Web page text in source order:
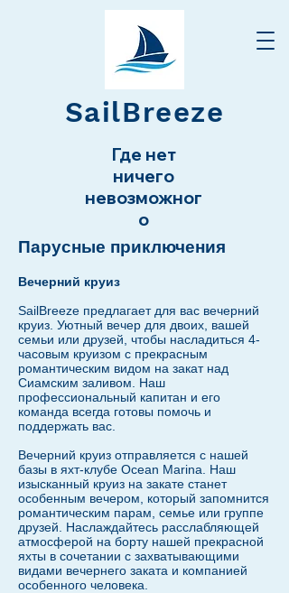
SailBreeze
Где нет
ничего
невозможног
о
Парусные приключения
Вечерний круиз
SailBreeze предлагает для вас вечерний
круиз. Уютный вечер для двоих, вашей
семьи или друзей, чтобы насладиться 4-
часовым круизом с прекрасным
романтическим видом на закат над
Сиамским заливом. Наш
профессиональный капитан и его
команда всегда готовы помочь и
поддержать вас.
Вечерний круиз отправляется с нашей
базы в яхт-клубе Ocean Marina. Наш
изысканный круиз на закате станет
особенным вечером, который запомнится
романтическим парам, семье или группе
друзей. Наслаждайтесь расслабляющей
атмосферой на борту нашей прекрасной
яхты в сочетании с захватывающими
видами вечернего заката и компанией
особенного человека.